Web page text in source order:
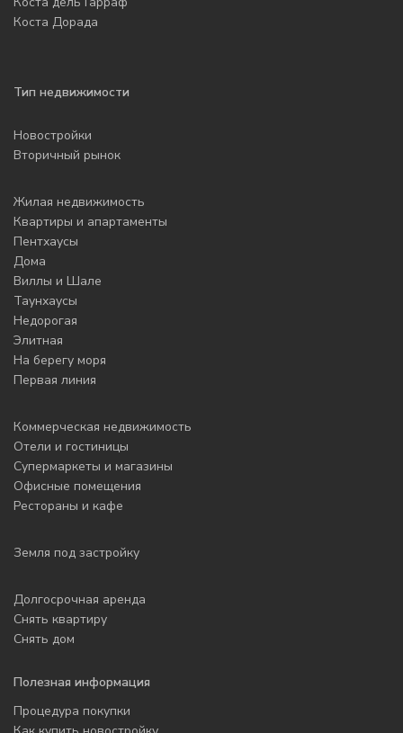
Коста Дорада
Тип недвижимости
Новостройки
Вторичный рынок
Жилая недвижимость
Квартиры и апартаменты
Пентхаусы
Дома
Виллы и Шале
Таунхаусы
Недорогая
Элитная
На берегу моря
Первая линия
Коммерческая недвижимость
Отели и гостиницы
Супермаркеты и магазины
Офисные помещения
Рестораны и кафе
Земля под застройку
Долгосрочная аренда
Снять квартиру
Снять дом
Полезная информация
Процедура покупки